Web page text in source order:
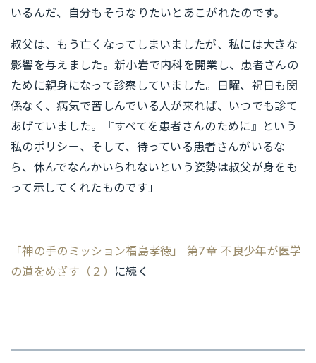
いるんだ、自分もそうなりたいとあこがれたのです。
叔父は、もう亡くなってしまいましたが、私には大きな
影響を与えました。新小岩で内科を開業し、患者さんの
ために親身になって診察していました。日曜、祝日も関
係なく、病気で苦しんでいる人が来れば、いつでも診て
あげていました。『すべてを患者さんのために』という
私のポリシー、そして、待っている患者さんがいるな
ら、休んでなんかいられないという姿勢は叔父が身をも
って示してくれたものです」
「神の手のミッション福島孝徳」 第7章 不良少年が医学
の道をめざす（２）
に続く